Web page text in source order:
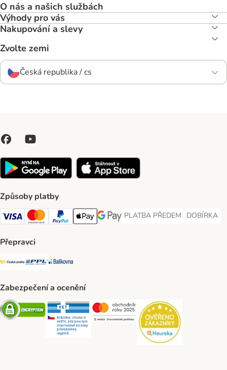
O nás a našich službách
Výhody pro vás
Nakupování a slevy
Zvolte zemi
Česká republika / cs
Způsoby platby
Visa Payment Method
Mastercard Payment Method
PayPal Payment Method
Apple pay Payment Method
GooglePay Payment Method
PLATBA PŘEDEM
PLATBA PŘEDEM Payment
DOBÍRKA
DOBÍRKA
Přepravci
Česká pošta Shipping Method
PPL Shipping Method
Balíkovna Shipping Method
Zabezpečení a ocenění
Security Security Security